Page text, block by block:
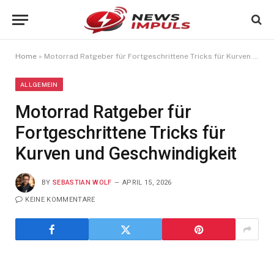
Home » Motorrad Ratgeber für Fortgeschrittene Tricks für Kurven und Geschwindigkeit
ALLGEMEIN
Motorrad Ratgeber für
Fortgeschrittene Tricks für
Kurven und Geschwindigkeit
BY SEBASTIAN WOLF APRIL 15, 2026
KEINE KOMMENTARE